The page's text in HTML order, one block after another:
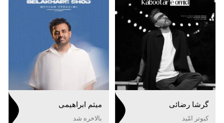
گرشا رضائی
کبوتر امّید
میثم ابراهیمی
بالاخره شد